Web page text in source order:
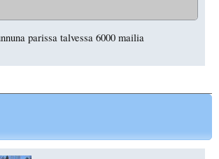
parissa talvessa 6000 mailia